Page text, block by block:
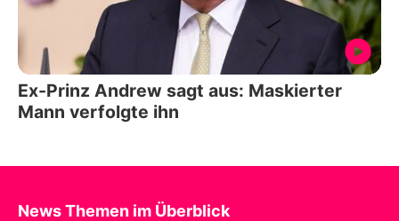
Ex-Prinz Andrew sagt aus: Maskierter
Mann verfolgte ihn
News Themen im Überblick